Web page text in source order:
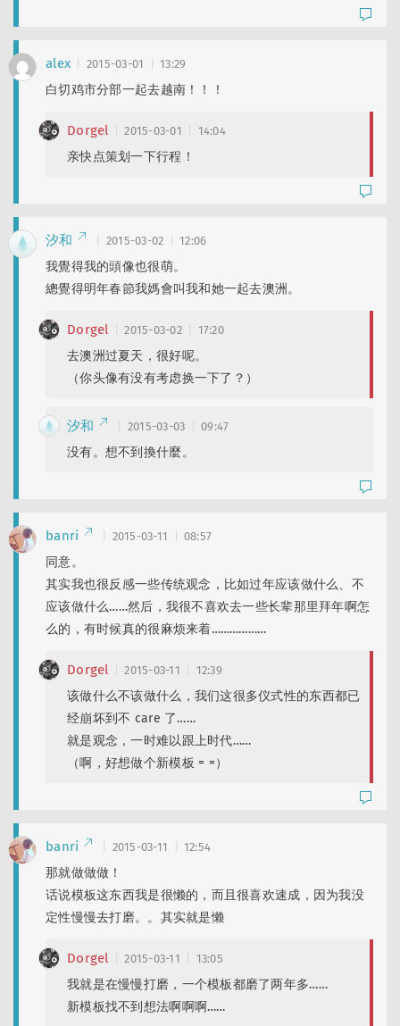
alex 2015-03-01 13:29
白切鸡市分部一起去越南！！！
Dorgel 2015-03-01 14:04
亲快点策划一下行程！
汐和 2015-03-02 12:06
我覺得我的頭像也很萌。
總覺得明年春節我媽會叫我和她一起去澳洲。
Dorgel 2015-03-02 17:20
去澳洲过夏天，很好呢。
（你头像有没有考虑换一下了？）
汐和 2015-03-03 09:47
没有。想不到換什麼。
banri 2015-03-11 08:57
同意。
其实我也很反感一些传统观念，比如过年应该做什么、不
应该做什么……然后，我很不喜欢去一些长辈那里拜年啊怎
么的，有时候真的很麻烦来着………………
Dorgel 2015-03-11 12:39
该做什么不该做什么，我们这很多仪式性的东西都已
经崩坏到不 care 了……
就是观念，一时难以跟上时代……
（啊，好想做个新模板 = =）
banri 2015-03-11 12:54
那就做做做！
话说模板这东西我是很懒的，而且很喜欢速成，因为我没
定性慢慢去打磨。。其实就是懒
Dorgel 2015-03-11 13:05
我就是在慢慢打磨，一个模板都磨了两年多……
新模板找不到想法啊啊啊……